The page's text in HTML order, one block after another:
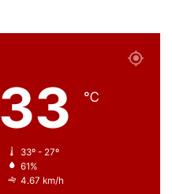
33 ℃
33º - 27º
61%
4.67 km/h